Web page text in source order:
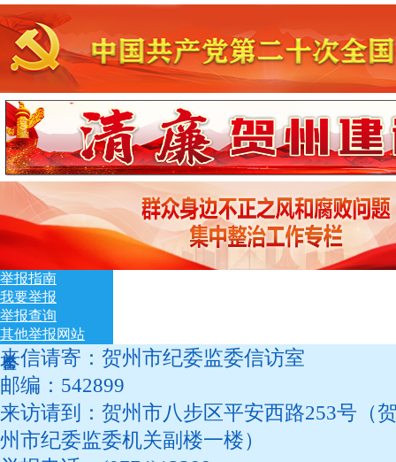
举报指南
我要举报
举报查询
其他举报网站
来信请寄：贺州市纪委监委信访室
邮编：542899
来访请到：贺州市八步区平安西路253号（
州市纪委监委机关副楼一楼）